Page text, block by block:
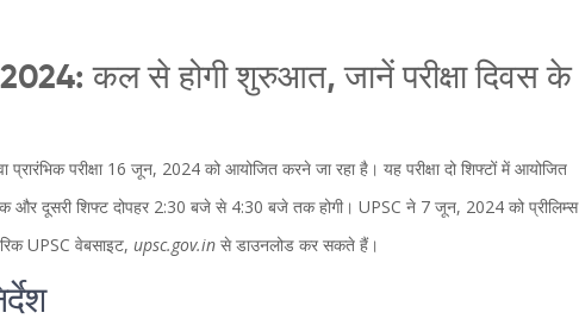
2024: कल से होगी शुरुआत, जानें परीक्षा दिवस के
परीक्षा 16 जून, 2024 को आयोजित करने जा रहा है। यह परीक्षा दो शिफ्टों में आयोजित
दूसरी शिफ्ट दोपहर 2:30 बजे से 4:30 बजे तक होगी। UPSC ने 7 जून, 2024 को प्रीलिम्स
UPSC वेबसाइट, upsc.gov.in से डाउनलोड कर सकते हैं।